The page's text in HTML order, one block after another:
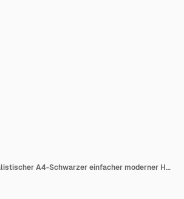
Vektor 3d Realistischer A4-Schwarzer einfacher moderner Holzrahmen auf einem glänzenden weißen Regal oder Tisch mit Reflexion an einer weißen Wand. Es kann für Präsentationen verwendet werden. Designvorlage für Mockup-Vorderansicht